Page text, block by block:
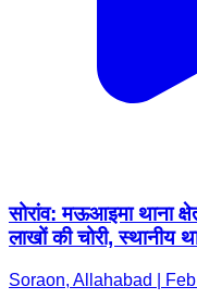
सोरांव: मऊआइमा थाना
लाखों की चोरी, स्थानीय
Soraon, Allahabad |